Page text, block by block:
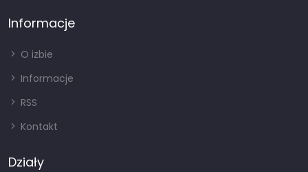
Informacje
O izbie
Informacje
RSS
Kontakt
Działy